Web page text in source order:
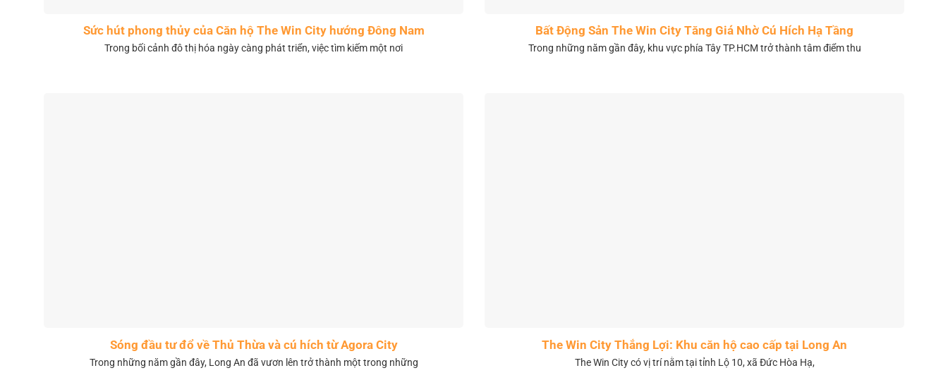
Sức hút phong thủy của Căn hộ The Win City hướng Đông Nam
Trong bối cảnh đô thị hóa ngày càng phát triển, việc tìm kiếm một nơi
Bất Động Sản The Win City Tăng Giá Nhờ Cú Hích Hạ Tầng
Trong những năm gần đây, khu vực phía Tây TP.HCM trở thành tâm điểm thu
Sóng đầu tư đổ về Thủ Thừa và cú hích từ Agora City
Trong những năm gần đây, Long An đã vươn lên trở thành một trong những
The Win City Thắng Lợi: Khu căn hộ cao cấp tại Long An
The Win City có vị trí nằm tại tỉnh Lộ 10, xã Đức Hòa Hạ,